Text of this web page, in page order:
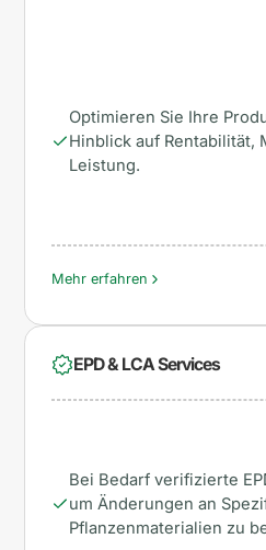
Optimieren Sie Ihre
Hinblick auf Rentabilität,
Leistung.
Mehr erfahren
EPD & LCA Services
Bei Bedarf verifizierte
um Änderungen an
Pflanzenmaterialien zu